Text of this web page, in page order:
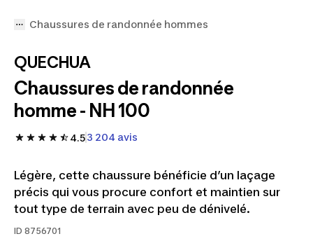
Chaussures de randonnée hommes
QUECHUA
Chaussures de randonnée
homme - NH 100
4.53 204 avis
Légère, cette chaussure bénéficie d’un laçage
précis qui vous procure confort et maintien sur
tout type de terrain avec peu de dénivelé.
ID 8756701